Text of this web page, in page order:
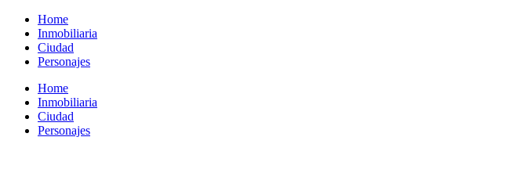
contenido
Home
Inmobiliaria
Ciudad
Personajes
Home
Inmobiliaria
Ciudad
Personajes